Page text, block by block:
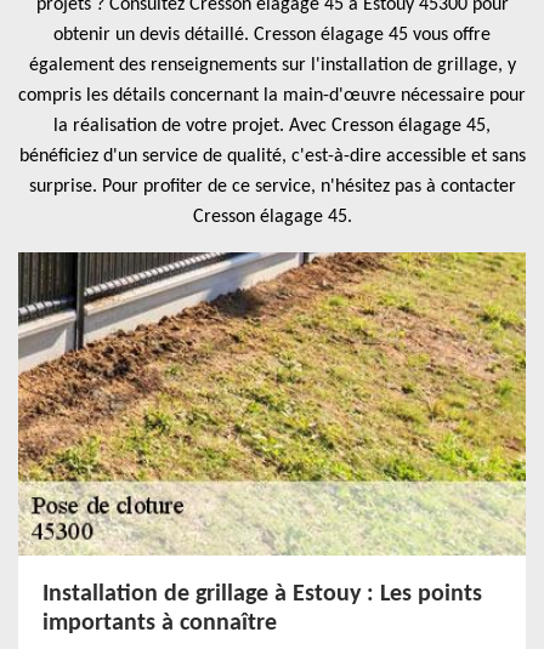
projets ? Consultez Cresson élagage 45 à Estouy 45300 pour
obtenir un devis détaillé. Cresson élagage 45 vous offre
également des renseignements sur l'installation de grillage, y
compris les détails concernant la main-d'œuvre nécessaire pour
la réalisation de votre projet. Avec Cresson élagage 45,
bénéficiez d'un service de qualité, c'est-à-dire accessible et sans
surprise. Pour profiter de ce service, n'hésitez pas à contacter
Cresson élagage 45.
Installation de grillage à Estouy : Les points
importants à connaître